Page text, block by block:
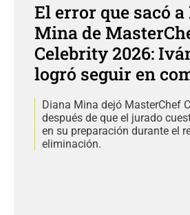
El error que sacó a
Mina de
Celebrity 2026:
logró seguir en
Diana Mina dejó MasterChef
después de que el jurado
en su preparación durante el
eliminación.